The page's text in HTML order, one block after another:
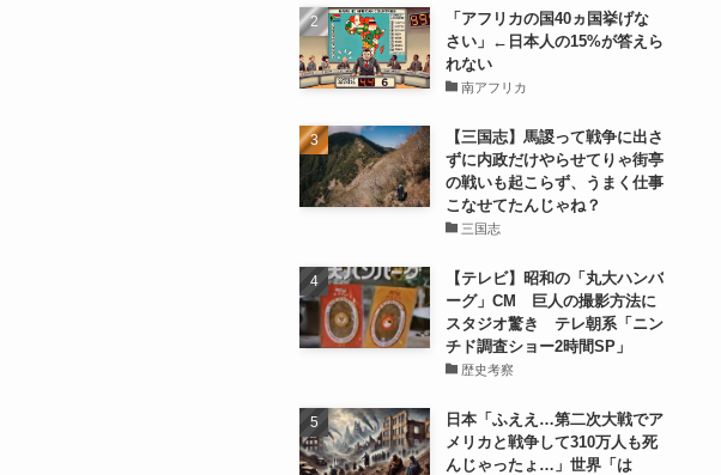
「アフリカの国40ヵ国挙げな
さい」←日本人の15%が答えら
れない
南アフリカ
【三国志】馬謖って戦争に出さ
ずに内政だけやらせてりゃ街亭
の戦いも起こらず、うまく仕事
こなせてたんじゃね？
三国志
【テレビ】昭和の「丸大ハンバ
ーグ」CM 巨人の撮影方法に
スタジオ驚き テレ朝系「ニン
チド調査ショー2時間SP」
歴史考察
日本「ふええ…第二次大戦でア
メリカと戦争して310万人も死
んじゃったょ…」世界「は